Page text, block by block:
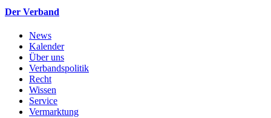
Der Verband
News
Kalender
Über uns
Verbandspolitik
Recht
Wissen
Service
Vermarktung